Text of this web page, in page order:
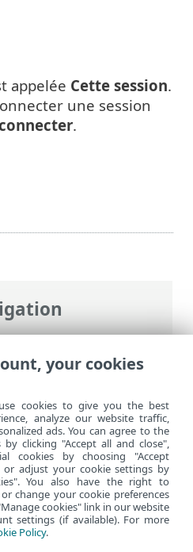
ESET PROTECT On-
>Console Web ESET
utilisateur
appelée Cette session.
une session
.
de travail
ESET
your cookies
cookies to give you the best
analyze our website traffic,
ads. You can agree to the
clicking "Accept all and close",
cookies by choosing "Accept
or adjust your cookie settings by
You also have the right to
change your cookie preferences
cookies" link in our website
settings (if available). For more
Policy.